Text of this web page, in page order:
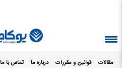
مقالات قوانین و مقررات درباره ما تماس با ما